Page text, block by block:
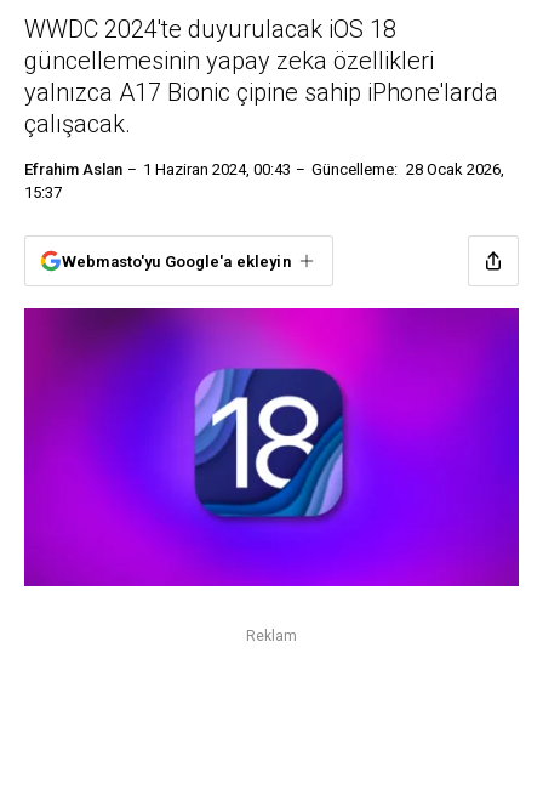
WWDC 2024'te duyurulacak iOS 18
güncellemesinin yapay zeka özellikleri
yalnızca A17 Bionic çipine sahip iPhone'larda
çalışacak.
Efrahim Aslan 1 Haziran 2024, 00:43 Güncelleme: 28 Ocak 2026,
15:37
Webmasto'yu Google'a ekleyin
Reklam